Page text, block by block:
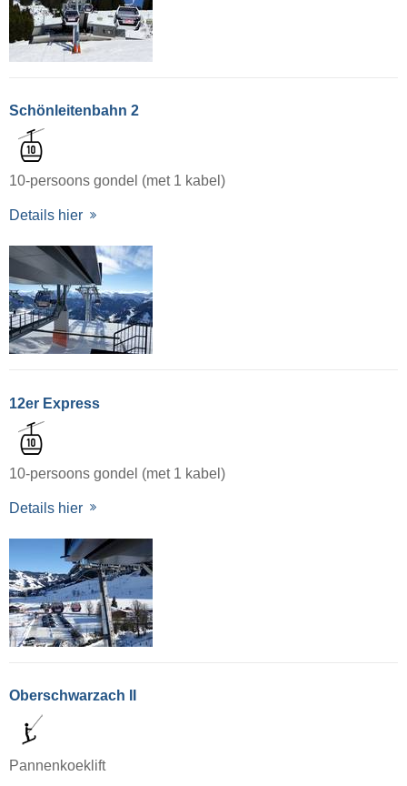
Schönleitenbahn 2
10-persoons gondel (met 1 kabel)
Details hier
12er Express
10-persoons gondel (met 1 kabel)
Details hier
Oberschwarzach II
Pannenkoeklift